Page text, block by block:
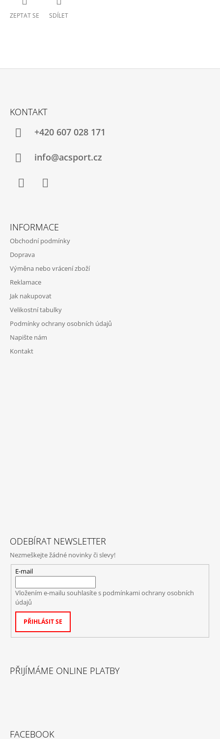
ZEPTAT SE SDÍLET
KONTAKT
+420 607 028 171
info@acsport.cz
INFORMACE
Obchodní podmínky
Doprava
Výměna nebo vrácení zboží
Reklamace
Jak nakupovat
Velikostní tabulky
Podmínky ochrany osobních údajů
Napište nám
Kontakt
ODEBÍRAT NEWSLETTER
Nezmeškejte žádné novinky či slevy!
E-mail
Vložením e-mailu souhlasíte s podmínkami ochrany osobních
údajů
PŘIHLÁSIT SE
PŘIJÍMÁME ONLINE PLATBY
FACEBOOK